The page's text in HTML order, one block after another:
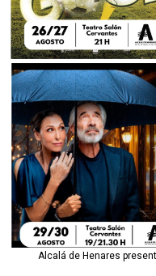
Alcalá de Henares